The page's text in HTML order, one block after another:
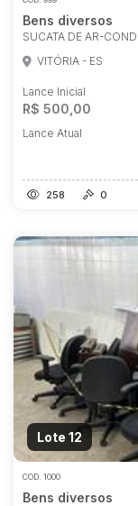
Bens diversos
SUCATA DE AR-
VITÓRIA - ES
Lance Inicial
R$ 500,00
Lance Atual
258 0
Lote 12
COD. 1000
Bens diversos